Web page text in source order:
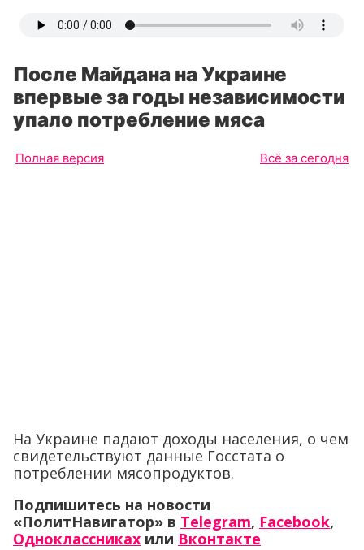
После Майдана на Украине
впервые за годы независимости
упало потребление мяса
Полная версия Всё за сегодня
На Украине падают доходы населения, о чем
свидетельствуют данные Госстата о
потреблении мясопродуктов.
Подпишитесь на новости
«ПолитНавигатор» в Telegram, Facebook,
Одноклассниках или Вконтакте